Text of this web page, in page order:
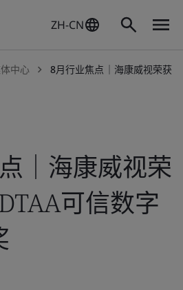
ZH-CN
中心 8月行业焦点｜海康威视荣获BSI颁
｜海康威视荣
可信数字